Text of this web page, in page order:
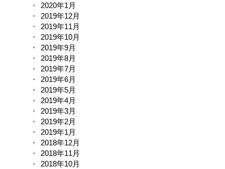
2020年1月
2019年12月
2019年11月
2019年10月
2019年9月
2019年8月
2019年7月
2019年6月
2019年5月
2019年4月
2019年3月
2019年2月
2019年1月
2018年12月
2018年11月
2018年10月